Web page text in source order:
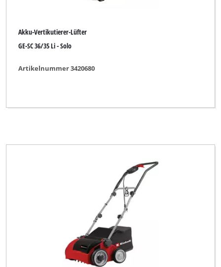
Akku-Vertikutierer-Lüfter
GE-SC 36/35 Li - Solo
Artikelnummer 3420680